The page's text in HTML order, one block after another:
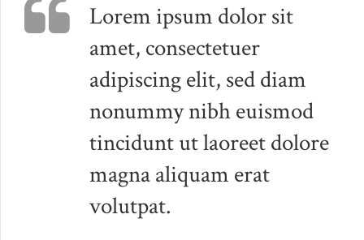
Lorem ipsum dolor sit
amet, consectetuer
adipiscing elit, sed diam
nonummy nibh euismod
tincidunt ut laoreet dolore
magna aliquam erat
volutpat.